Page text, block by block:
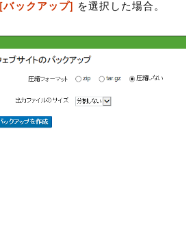
[バックアップ] を選択した場合。